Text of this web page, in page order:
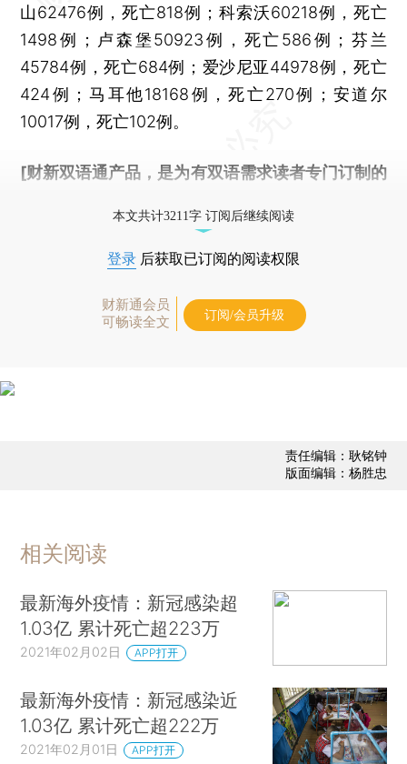
山62476例，死亡818例；科索沃60218例，死亡
1498例；卢森堡50923例，死亡586例；芬兰
45784例，死亡684例；爱沙尼亚44978例，死亡
424例；马耳他18168例，死亡270例；安道尔
10017例，死亡102例。
[财新双语通产品，是为有双语需求读者专门订制的
本文共计3211字 订阅后继续阅读
登录 后获取已订阅的阅读权限
财新通会员
可畅读全文
订阅/会员升级
责任编辑：耿铭钟
版面编辑：杨胜忠
相关阅读
最新海外疫情：新冠感染超
1.03亿 累计死亡超223万
2021年02月02日 APP打开
最新海外疫情：新冠感染近
1.03亿 累计死亡超222万
2021年02月01日 APP打开